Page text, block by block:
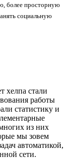
более просторную
социальную
хелпа стали
работы
статистику и
из них
мы зовем
автоматикой,
сети.